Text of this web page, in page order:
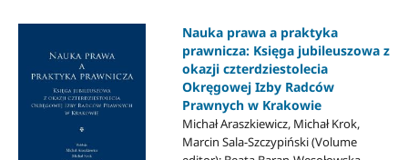
Nauka prawa a praktyka
prawnicza: Księga jubileuszowa z
okazji czterdziestolecia
Okręgowej Izby Radców
Prawnych w Krakowie
Michał Araszkiewicz, Michał Krok,
Marcin Sala-Szczypiński (Volume